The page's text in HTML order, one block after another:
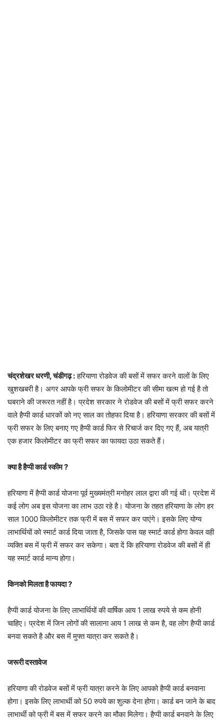
चंद्रशेखर धरणी, चंडीगढ़ :हरियाणा रोडवेज की बसों में सफर करने वालों के लिए
खुशखबरी है। अगर आपके फ्री सफर के किलोमीटर की सीमा खत्म हो गई है तो
घबराने की जरूरत नहीं है। प्रदेश सरकार ने रोडवेज की बसों में फ्री सफर करने
वाले हैप्पी कार्ड धारकों को नए साल का तोहफा दिया है। हरियाणा सरकार की बसों में
फ्री सफर के लिए बनाए गए हैप्पी कार्ड फिर से रिचार्ज कर दिए गए हैं, अब यात्री
एक हजार किलोमीटर का फ्री सफर का फायदा उठा सकते हैं।
क्या है हैप्पी कार्ड स्कीम ?
हरियाणा में हैप्पी कार्ड योजना पूर्व मुख्यमंत्री मनोहर लाल द्वारा की गई थी। प्रदेश में
कई लोग अब इस योजना का लाभ उठा रहे है। योजना के तहत हरियाणा के लोग हर
साल 1000 किलोमीटर तक फ्री में बस में सफर कर पाएंगे। इसके लिए योग्य
लाभार्थियों को स्मार्ट कार्ड दिया जाता है, जिसके पास यह स्मार्ट कार्ड होगा केवल वही
व्यक्ति बस में फ्री में सफर कर सकेगा। बता दें कि हरियाणा रोडवेज की बसों में ही
यह स्मार्ट कार्ड मान्य होगा।
किनको मिलता है फायदा ?
हैप्पी कार्ड योजना के लिए लाभार्थियों की वार्षिक आय 1 लाख रुपये से कम होनी
चाहिए। प्रदेश में जिन लोगों की सालाना आय 1 लाख से कम है, वह लोग हैप्पी कार्ड
बनवा सकते है और बस में मुफ्त यात्रा कर सकते है।
जरूरी दस्तावेज
हरियाणा की रोडवेज बसों में फ्री यात्रा करने के लिए आपको हैप्पी कार्ड बनवाना
होगा। इसके लिए लाभार्थी को 50 रुपये का शुल्क देना होगा। कार्ड बन जाने के बाद
लाभार्थी को फ्री में बस में सफर करने का मौका मिलेगा। हैप्पी कार्ड बनवाने के लिए